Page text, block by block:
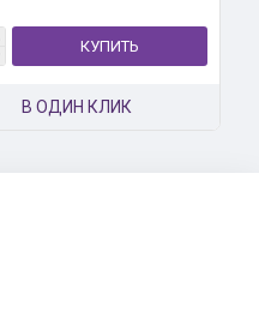
КУПИТЬ
В ОДИН КЛИК